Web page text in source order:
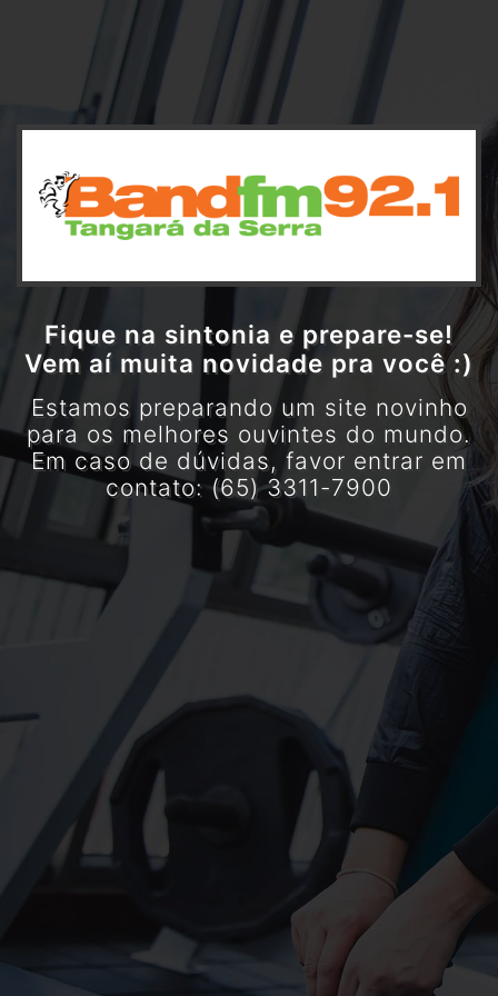
Fique na sintonia e prepare-se!
Vem aí muita novidade pra você :)
Estamos preparando um site novinho
para os melhores ouvintes do mundo.
Em caso de dúvidas, favor entrar em
contato: (65) 3311-7900